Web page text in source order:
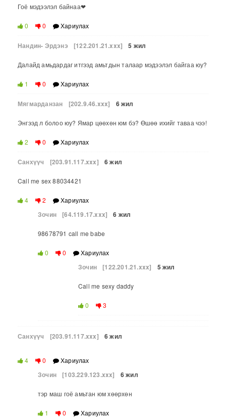
Гоё мэдээлэл байнаа❤
0 0 Хариулах
Нандин- Эрдэнэ [122.201.21.xxx] 5 жил
Далайд амьдардаг итгээд амьтдын талаар мэдээлэл байгаа юу?
1 0 Хариулах
Мягмарданзан [202.9.46.xxx] 6 жил
Энгээд л болоо юу? Ямар цөөхөн юм бэ? Өшөө ихийг таваа чээ!
2 0 Хариулах
Санхүүч [203.91.117.xxx] 6 жил
Call me sex 88034421
4 2 Хариулах
Зочин [64.119.17.xxx] 6 жил
98678791 call me babe
0 0 Хариулах
Зочин [122.201.21.xxx] 5 жил
Call me sexy daddy
0 3
Санхүүч [203.91.117.xxx] 6 жил
4 0 Хариулах
Зочин [103.229.123.xxx] 6 жил
тэр маш гоё амьтан юм хөөрхөн
1 0 Хариулах